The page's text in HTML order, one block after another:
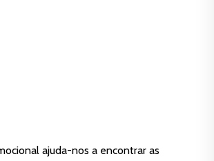
ajuda-nos a encontrar as